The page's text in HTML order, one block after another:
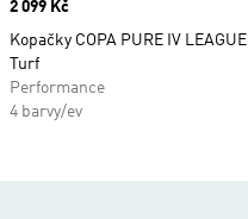
Price
2 099 Kč
Kopačky COPA PURE IV LEAGUE
Turf
Performance
4 barvy/ev